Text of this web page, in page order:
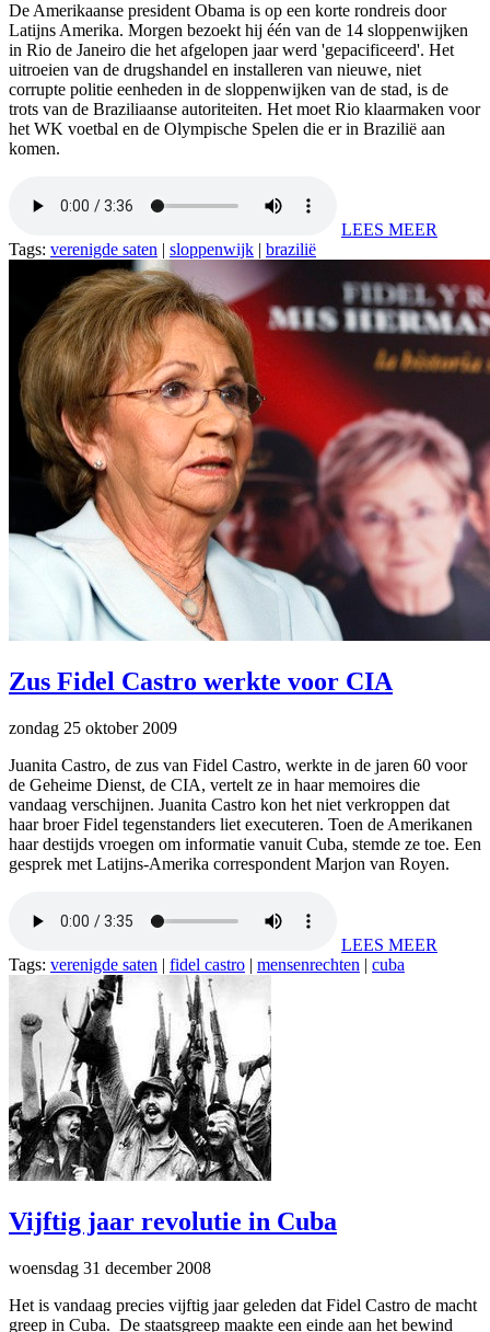
De Amerikaanse president Obama is op een korte rondreis door
Latijns Amerika. Morgen bezoekt hij één van de 14 sloppenwijken
in Rio de Janeiro die het afgelopen jaar werd 'gepacificeerd'. Het
uitroeien van de drugshandel en installeren van nieuwe, niet
corrupte politie eenheden in de sloppenwijken van de stad, is de
trots van de Braziliaanse autoriteiten. Het moet Rio klaarmaken voor
het WK voetbal en de Olympische Spelen die er in Brazilië aan
komen.
LEES MEER
Tags: verenigde saten | sloppenwijk | brazilië
Zus Fidel Castro werkte voor CIA
zondag 25 oktober 2009
Juanita Castro, de zus van Fidel Castro, werkte in de jaren 60 voor
de Geheime Dienst, de CIA, vertelt ze in haar memoires die
vandaag verschijnen. Juanita Castro kon het niet verkroppen dat
haar broer Fidel tegenstanders liet executeren. Toen de Amerikanen
haar destijds vroegen om informatie vanuit Cuba, stemde ze toe. Een
gesprek met Latijns-Amerika correspondent Marjon van Royen.
LEES MEER
Tags: verenigde saten | fidel castro | mensenrechten | cuba
Vijftig jaar revolutie in Cuba
woensdag 31 december 2008
Het is vandaag precies vijftig jaar geleden dat Fidel Castro de macht
greep in Cuba. De staatsgreep maakte een einde aan het bewind